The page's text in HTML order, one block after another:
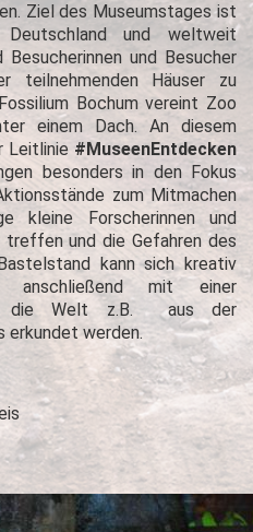
Ziel des Museumstages ist
und weltweit
und Besucher
teilnehmenden Häuser zu
Bochum vereint Zoo
einem Dach. An diesem
Leitlinie #MuseenEntdecken
besonders in den Fokus
zum Mitmachen
kleine Forscherinnen und
treffen und die Gefahren des
kann sich kreativ
anschließend mit einer
die Welt z.B. aus der
erkundet werden.